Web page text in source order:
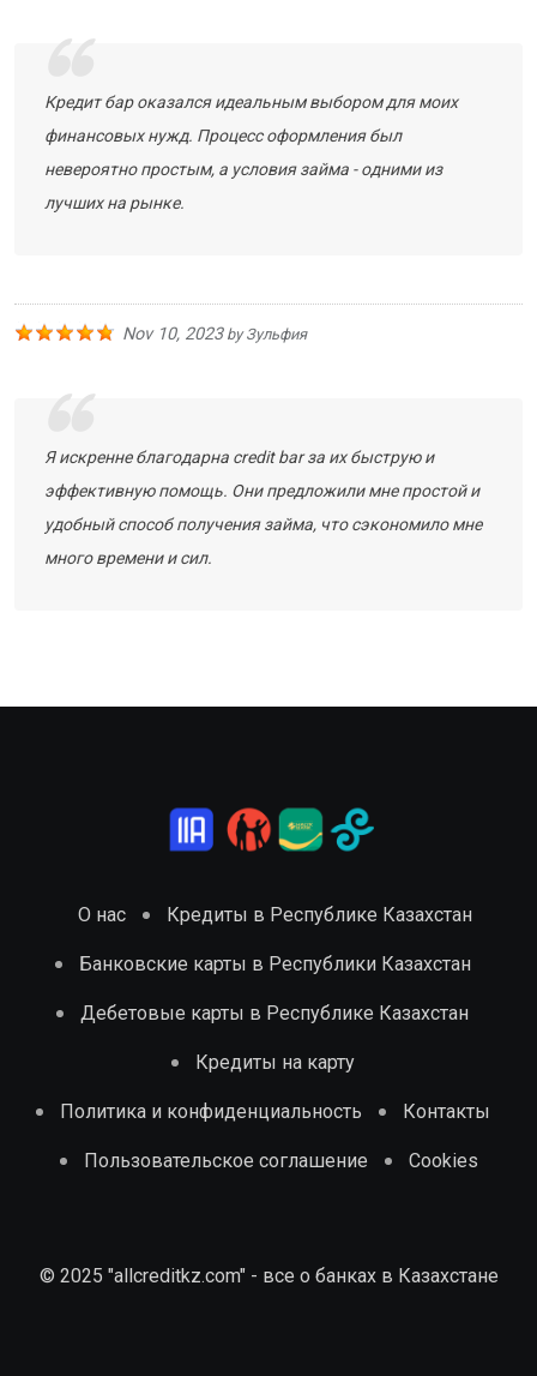
Кредит бар оказался идеальным выбором для моих
финансовых нужд. Процесс оформления был
невероятно простым, а условия займа - одними из
лучших на рынке.
Nov 10, 2023byЗульфия
Я искренне благодарна credit bar за их быструю и
эффективную помощь. Они предложили мне простой и
удобный способ получения займа, что сэкономило мне
много времени и сил.
О нас Кредиты в Республике Казахстан
Банковские карты в Республики Казахстан
Дебетовые карты в Республике Казахстан
Кредиты на карту
Политика и конфиденциальность Контакты
Пользовательское соглашение Cookies
© 2025 "allcreditkz.com" - все о банках в Казахстане